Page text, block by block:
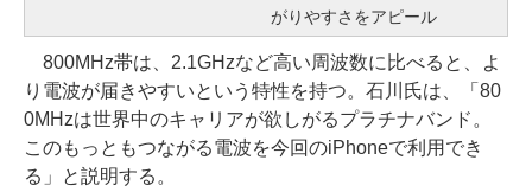
がりやすさをアピール
800MHz帯は、2.1GHzなど高い周波数に比べると、よ
り電波が届きやすいという特性を持つ。石川氏は、「80
0MHzは世界中のキャリアが欲しがるプラチナバンド。
このもっともつながる電波を今回のiPhoneで利用でき
る」と説明する。